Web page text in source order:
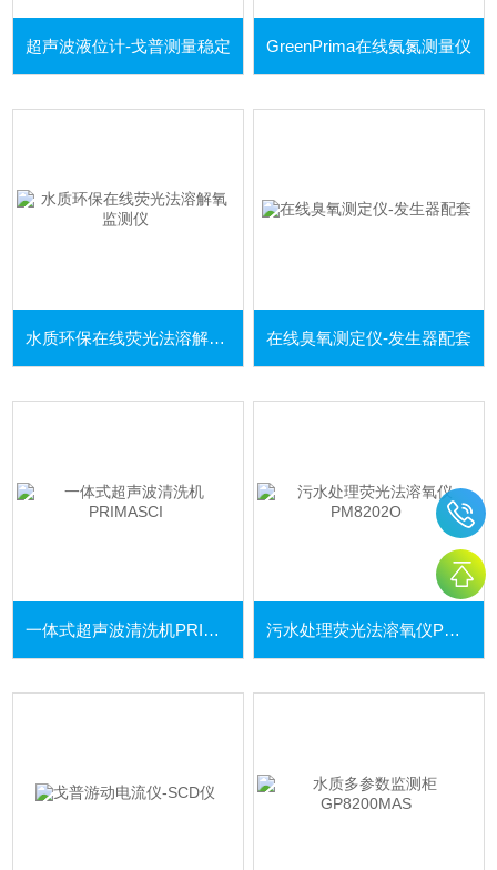
超声波液位计-戈普测量稳定 GreenPrima在线氨氮测量仪
水质环保在线荧光法溶解氧监测仪 在线臭氧测定仪-发生器配套
一体式超声波清洗机PRIMASCI 污水处理荧光法溶氧仪PM8202O